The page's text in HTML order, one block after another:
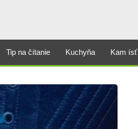
Tip na čítanie Kuchyňa Kam ísť